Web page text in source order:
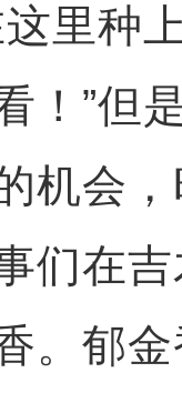
里种上
！”但
会，
们在
。郁